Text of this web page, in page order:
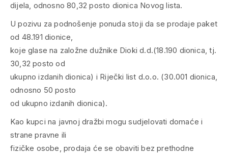
dijela, odnosno 80,32 posto dionica Novog lista.
U pozivu za podnošenje ponuda stoji da se prodaje paket
od 48.191 dionice,
koje glase na založne dužnike Dioki d.d.(18.190 dionica, tj.
30,32 posto od
ukupno izdanih dionica) i Riječki list d.o.o. (30.001 dionica,
odnosno 50 posto
od ukupno izdanih dionica).
Kao kupci na javnoj dražbi mogu sudjelovati domaće i
strane pravne ili
fizičke osobe, prodaja će se obaviti bez prethodne